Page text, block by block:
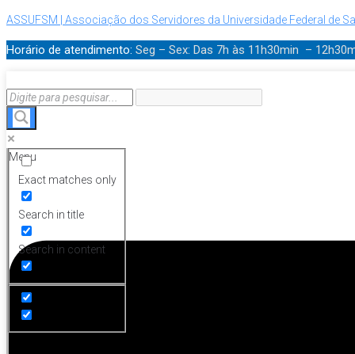
ASSUFSM | Associação dos Servidores da Universidade Federal de
Horário de atendimento: Seg – Sex: Das 7h às 11h30min –
Exact matches only
Search in title
Search in content
Menu